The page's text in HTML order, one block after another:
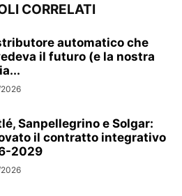
CORRELATI
automatico che
il futuro (e la nostra
Sanpellegrino e Solgar:
il contratto integrativo
2029